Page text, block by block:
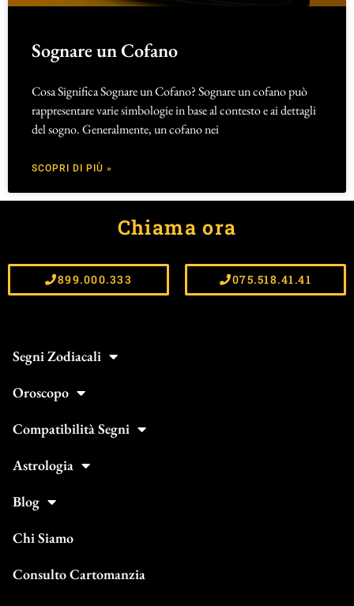
Sognare un Cofano
Cosa Significa Sognare un Cofano? Sognare un cofano può
rappresentare varie simbologie in base al contesto e ai dettagli
del sogno. Generalmente, un cofano nei
SCOPRI DI PIÙ »
Chiama ora
899.000.333 075.518.41.41
Segni Zodiacali
Oroscopo
Compatibilità Segni
Astrologia
Blog
Chi Siamo
Consulto Cartomanzia